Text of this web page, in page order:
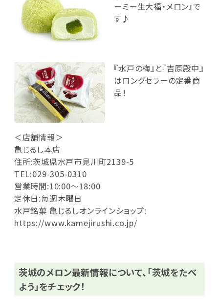
ーミー生大福・メロン』で
す♪
『水戸の梅』と『吉原殿中』
はロングセラーの定番商
品！
＜店舗情報＞
亀じるし本店
住所:茨城県水戸市見川町2139-5
TEL:029-305-0310
営業時間:10:00～18:00
定休日:毎週木曜日
水戸銘菓 亀じるしオンラインショップ:
https://www.kamejirushi.co.jp/
茨城のメロン最新情報について、「茨城をたべ
よう」をチェック！